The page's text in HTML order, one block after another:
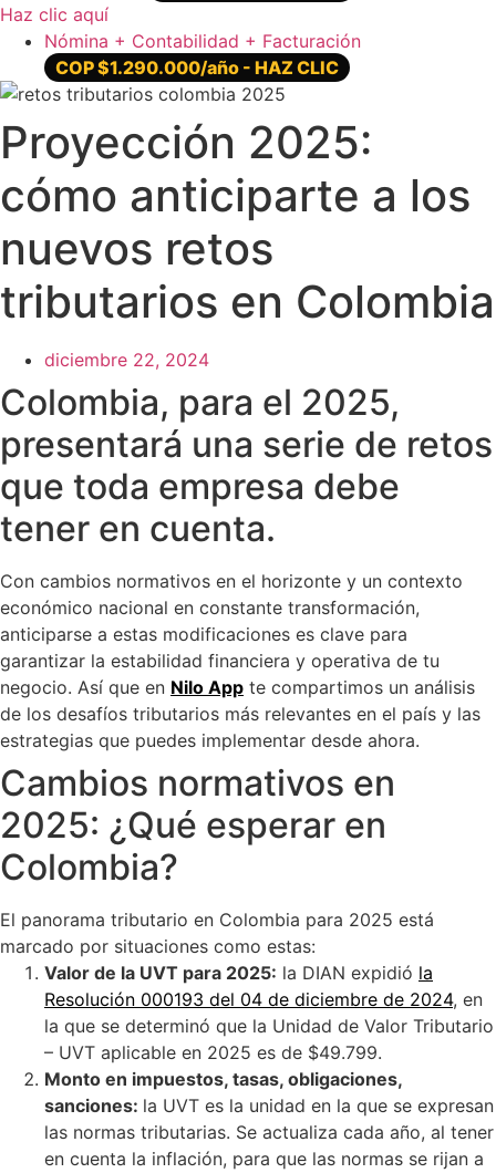
Haz clic aquí
Nómina + Contabilidad + Facturación
COP $1.290.000/año - HAZ CLIC
Proyección 2025:
cómo anticiparte a los
nuevos retos
tributarios en Colombia
diciembre 22, 2024
Colombia, para el 2025,
presentará una serie de retos
que toda empresa debe
tener en cuenta.
Con cambios normativos en el horizonte y un contexto
económico nacional en constante transformación,
anticiparse a estas modificaciones es clave para
garantizar la estabilidad financiera y operativa de tu
negocio. Así que en Nilo App te compartimos un análisis
de los desafíos tributarios más relevantes en el país y las
estrategias que puedes implementar desde ahora.
Cambios normativos en
2025: ¿Qué esperar en
Colombia?
El panorama tributario en Colombia para 2025 está
marcado por situaciones como estas:
Valor de la UVT para 2025: la DIAN expidió la
Resolución 000193 del 04 de diciembre de 2024, en
la que se determinó que la Unidad de Valor Tributario
– UVT aplicable en 2025 es de $49.799.
Monto en impuestos, tasas, obligaciones,
sanciones: la UVT es la unidad en la que se expresan
las normas tributarias. Se actualiza cada año, al tener
en cuenta la inflación, para que las normas se rijan a